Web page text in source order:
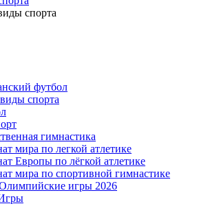
спорта
футбол
спорта
гимнастика
мира по легкой атлетике
Европы по лёгкой атлетике
мира по спортивной гимнастике
игры 2026